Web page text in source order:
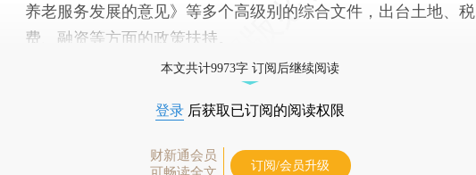
养老服务发展的意见》等多个高级别的综合文件，出台土地、税
费、融资等方面的政策扶持。
本文共计9973字 订阅后继续阅读
登录 后获取已订阅的阅读权限
财新通会员
可畅读全文
订阅/会员升级